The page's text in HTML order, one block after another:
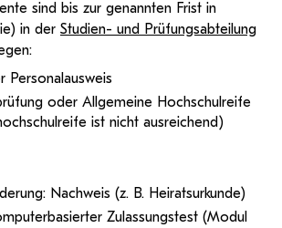
sind bis zur genannten Frist in
in der Studien- und Prüfungsabteilung
Personalausweis
oder Allgemeine Hochschulreife
ist nicht ausreichend)
Nachweis (z. B. Heiratsurkunde)
Zulassungstest (Modul